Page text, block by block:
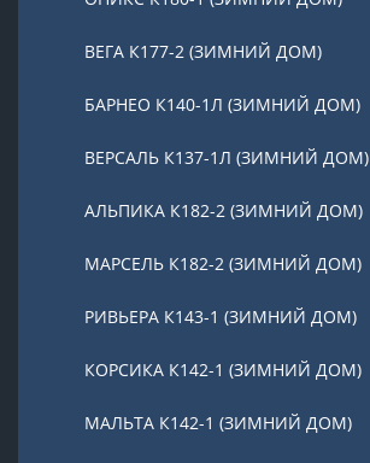
ВЕГА К177-2 (ЗИМНИЙ ДОМ)
БАРНЕО К140-1Л (ЗИМНИЙ ДОМ)
ВЕРСАЛЬ К137-1Л (ЗИМНИЙ ДОМ)
АЛЬПИКА К182-2 (ЗИМНИЙ ДОМ)
МАРСЕЛЬ К182-2 (ЗИМНИЙ ДОМ)
РИВЬЕРА К143-1 (ЗИМНИЙ ДОМ)
КОРСИКА К142-1 (ЗИМНИЙ ДОМ)
МАЛЬТА К142-1 (ЗИМНИЙ ДОМ)